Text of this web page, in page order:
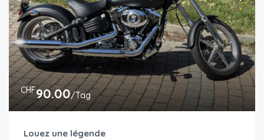
CHF90.00/Tag
Louez une légende